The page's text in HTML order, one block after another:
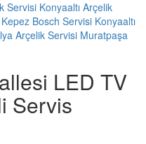
Servisi Konyaaltı Arçelik
Bosch Servisi Konyaaltı
Arçelik Servisi Muratpaşa
LED TV
Servis